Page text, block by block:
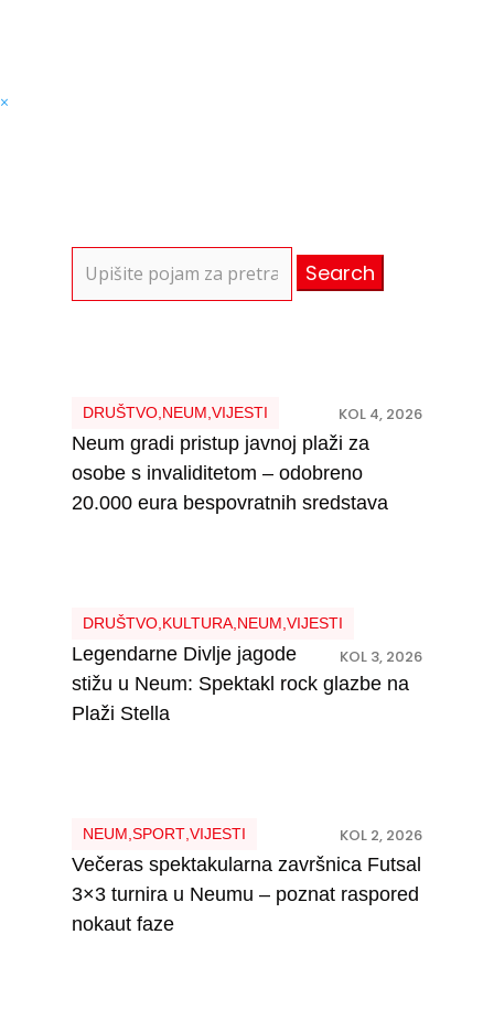
×
for:
DRUŠTVO, NEUM VIJESTI KOL 4, 2026
Neum gradi pristup javnoj plaži za
osobe s invaliditetom – odobreno
20.000 eura bespovratnih sredstava
DRUŠTVO, KULTURA, NEUM VIJESTI
KOL 3, 2026
Legendarne Divlje jagode
stižu u Neum: Spektakl rock glazbe na
Plaži Stella
NEUM SPORT, VIJESTI KOL 2, 2026
Večeras spektakularna završnica Futsal
3×3 turnira u Neumu – poznat raspored
nokaut faze